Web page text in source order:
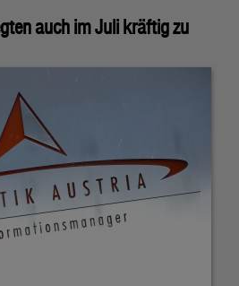
auch im Juli kräftig zu